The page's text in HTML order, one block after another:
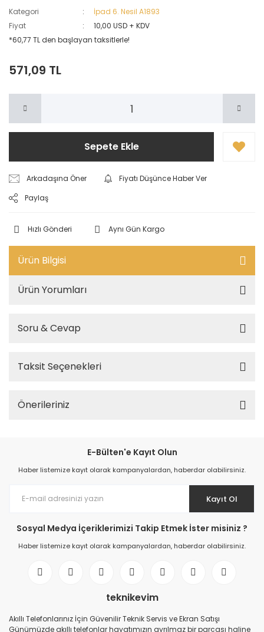
Kategori
İpad 6. Nesil A1893
Fiyat
10,00 USD + KDV
*60,77 TL den başlayan taksitlerle!
571,09 TL
Sepete Ekle
Arkadaşına Öner
Fiyatı Düşünce Haber Ver
Paylaş
Hızlı Gönderi Aynı Gün Kargo
Ürün Bilgisi
Ürün Yorumları
Soru & Cevap
Taksit Seçenekleri
Önerileriniz
E-Bülten'e Kayıt Olun
Haber listemize kayıt olarak kampanyalardan, haberdar olabilirsiniz.
Kayıt Ol
Sosyal Medya İçeriklerimizi Takip Etmek İster misiniz ?
Haber listemize kayıt olarak kampanyalardan, haberdar olabilirsiniz.
teknikevim
Akıllı Telefonlarınız İçin Güvenilir Teknik Servis ve Ekran Satışı
Günümüzde akıllı telefonlar hayatımızın ayrılmaz bir parçası haline